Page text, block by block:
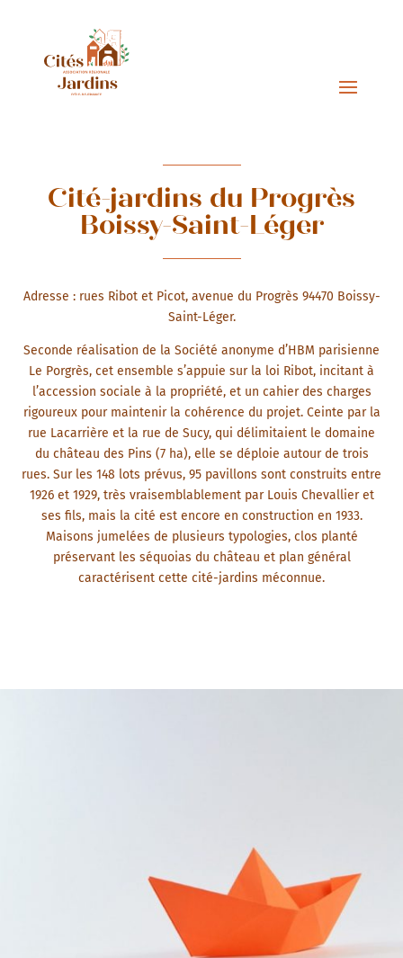
Cité-jardins du Progrès
Boissy-Saint-Léger
Adresse : rues Ribot et Picot, avenue du Progrès 94470 Boissy-
Saint-Léger.
Seconde réalisation de la Société anonyme d’HBM parisienne
Le Porgrès, cet ensemble s’appuie sur la loi Ribot, incitant à
l’accession sociale à la propriété, et un cahier des charges
rigoureux pour maintenir la cohérence du projet. Ceinte par la
rue Lacarrière et la rue de Sucy, qui délimitaient le domaine
du château des Pins (7 ha), elle se déploie autour de trois
rues. Sur les 148 lots prévus, 95 pavillons sont construits entre
1926 et 1929, très vraisemblablement par Louis Chevallier et
ses fils, mais la cité est encore en construction en 1933.
Maisons jumelées de plusieurs typologies, clos planté
préservant les séquoias du château et plan général
caractérisent cette cité-jardins méconnue.